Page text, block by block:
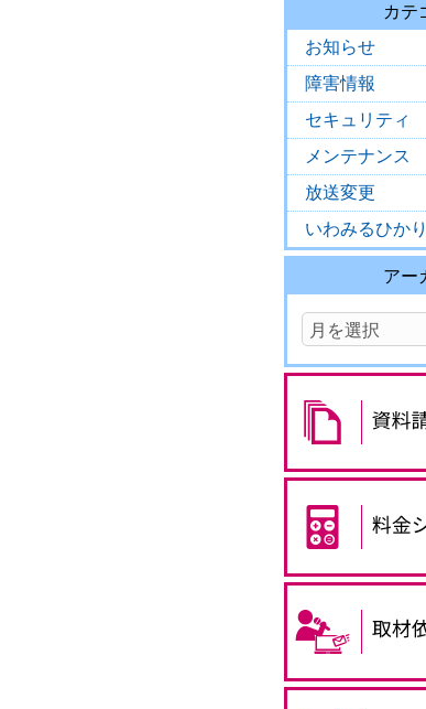
カテ
お知らせ
障害情報
セキュリティ
メンテナンス
放送変更
いわみるひかり
アー